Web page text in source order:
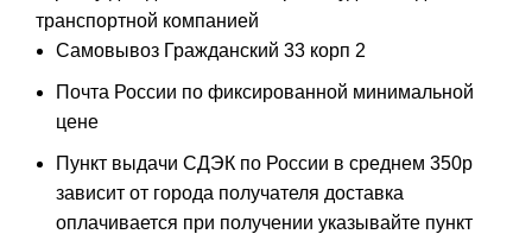
транспортной компанией
Самовывоз Гражданский 33 корп 2
Почта России по фиксированной минимальной
цене
Пункт выдачи СДЭК по России в среднем 350р
зависит от города получателя доставка
оплачивается при получении указывайте пункт